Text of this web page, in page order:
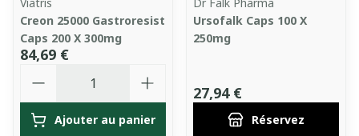
Creon 25000 Gastroresist
Caps 200 X 300mg
84,69 €
Ajouter au panier
Ursofalk Caps 100 X
250mg
27,94 €
Réservez